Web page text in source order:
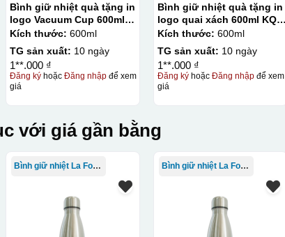
Bình giữ nhiệt quà tặng in
logo Vacuum Cup 600ml
KQ-BGN86
Kích thước: 600ml
TG sản xuất: 10 ngày
1**.000 ₫
Đăng kýhoặc Đăng nhậpđể xem
giá
Bình giữ nhiệt quà tặng in
logo quai xách 600ml KQ-
BGN85
Kích thước: 600ml
TG sản xuất: 10 ngày
1**.000 ₫
Đăng ký hoặcĐăng nhập để xem
giá
với giá gần bằng
Bình giữ nhiệt La Fonte Bình giữ nhiệt La Fonte